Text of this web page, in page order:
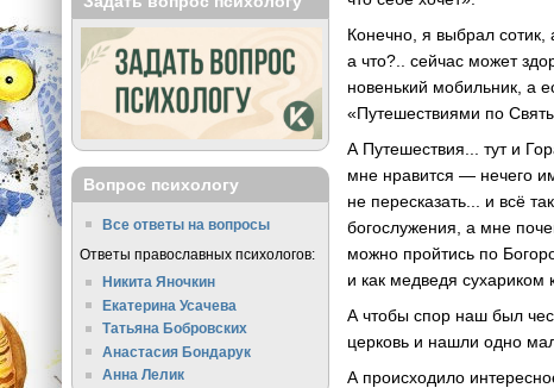
Конечно, я выбрал
а что?.. сейчас может
новенький мобильник, а
«Путешествиями по
А Путешествия... тут и
мне нравится — нечего
не пересказать... и всё
богослужения, а мне
можно пройтись по
и как медведя сухариком
А чтобы спор наш был
церковь и нашли одно
А происходило
Вопрос психологу
Все ответы на вопросы
Ответы православных психологов:
Никита Яночкин
Екатерина Усачева
Татьяна Бобровских
Анастасия Бондарук
Анна Лелик